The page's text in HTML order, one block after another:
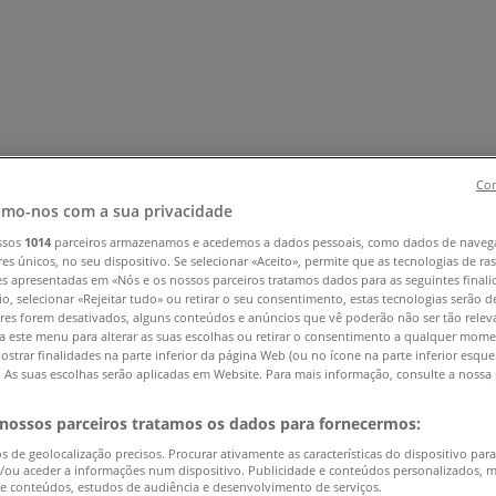
e EletrónicaNatalBrinquedos e CriançasRoupa, Sapatos e
Livrarias, Papelaria e HobbiesRestaurantesViagens
nos com a sua privacidade
1014 parceiros armazenamos e acedemos a dados pessoais, como dados de
únicos, no seu dispositivo. Se selecionar «Aceito», permite que as tecnologias de
apresentadas em «Nós e os nossos parceiros tratamos dados para as seguintes
selecionar «Rejeitar tudo» ou retirar o seu consentimento, estas tecnologias serão
forem desativados, alguns conteúdos e anúncios que vê poderão não ser tão
este menu para alterar as suas escolhas ou retirar o consentimento a qualquer
finalidades na parte inferior da página Web (ou no ícone na parte inferior
As suas escolhas serão aplicadas em Website. Para mais informação, consulte a
parceiros tratamos os dados para fornecermos:
de geolocalização precisos. Procurar ativamente as características do dispositivo
ou aceder a informações num dispositivo. Publicidade e conteúdos personalizados,
conteúdos, estudos de audiência e desenvolvimento de serviços.